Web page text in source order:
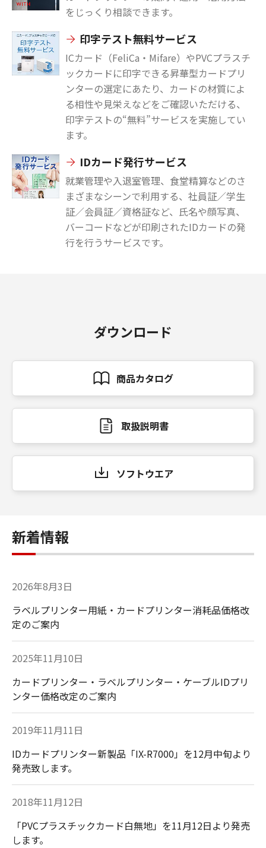
をじっくり相談できます。
印字テスト無料サービス
ICカード（FeliCa・Mifare）やPVCプラスチ
ックカードに印字できる昇華型カードプリ
ンターの選定にあたり、カードの材質によ
る相性や見栄えなどをご確認いただける、
印字テストの“無料”サービスを実施してい
ます。
IDカード発行サービス
就業管理や入退室管理、食堂精算などのさ
まざまなシーンで利用する、社員証／学生
証／会員証／資格証など、氏名や顔写真、
バーコードなどが印刷されたIDカードの発
行を行うサービスです。
ダウンロード
商品カタログ
取扱説明書
ソフトウエア
新着情報
2026年8月3日
ラベルプリンター用紙・カードプリンター消耗品価格改
定のご案内
2025年11月10日
カードプリンター・ラベルプリンター・ケーブルIDプリ
ンター価格改定のご案内
2019年11月11日
IDカードプリンター新製品「IX-R7000」を12月中旬より
発売致します。
2018年11月12日
「PVCプラスチックカード白無地」を11月12日より発売
します。